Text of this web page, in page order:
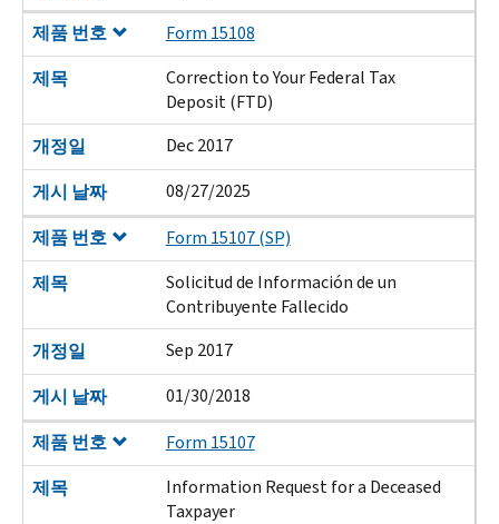
제품 번호
Form 15108
제목
Correction to Your Federal Tax
Deposit (FTD)
개정일
Dec 2017
게시 날짜
08/27/2025
제품 번호
Form 15107 (SP)
제목
Solicitud de Información de un
Contribuyente Fallecido
개정일
Sep 2017
게시 날짜
01/30/2018
제품 번호
Form 15107
제목
Information Request for a Deceased
Taxpayer